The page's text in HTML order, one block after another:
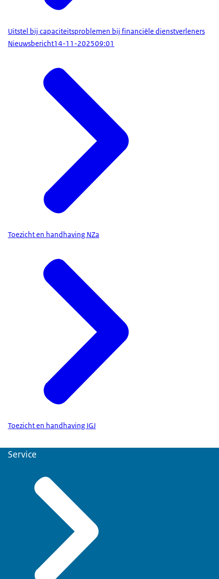
Uitstel bij capaciteitsproblemen bij financiële dienstverleners
Nieuwsbericht14-11-202509:01
Toezicht en handhaving NZa
Toezicht en handhaving IGJ
Service